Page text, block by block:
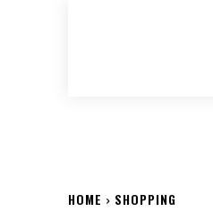
HOME SHOPPING